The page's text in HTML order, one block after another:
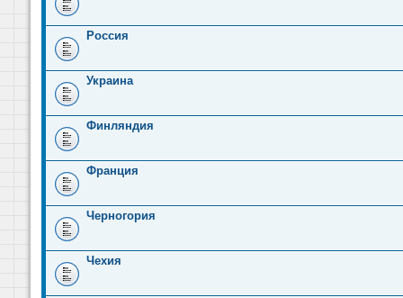
Россия
Украина
Финляндия
Франция
Черногория
Чехия